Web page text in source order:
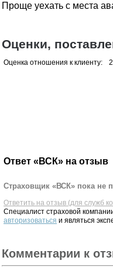
Проще уехать с места
Оценки,
Оценка отношения к клиенту: 2
Ответ «ВСК» на отзыв
Страховщик «ВСК» пока не
Ответить на отзыв (для служб
Специалист страховой
авторизоваться и являться
Комментарии к